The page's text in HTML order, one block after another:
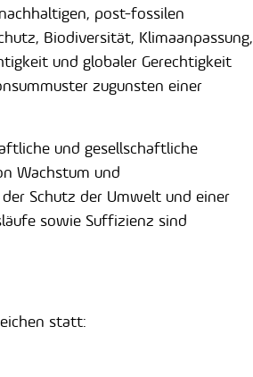
post-fossilen
Biodiversität, Klimaanpassung,
und globaler Gerechtigkeit
zugunsten einer
und gesellschaftliche
Wachstum und
Schutz der Umwelt und einer
sowie Suffizienz sind
statt: